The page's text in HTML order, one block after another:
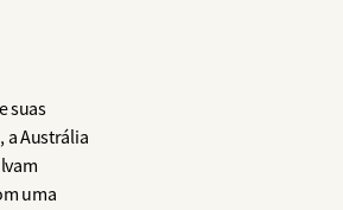
suas
a Austrália
uma